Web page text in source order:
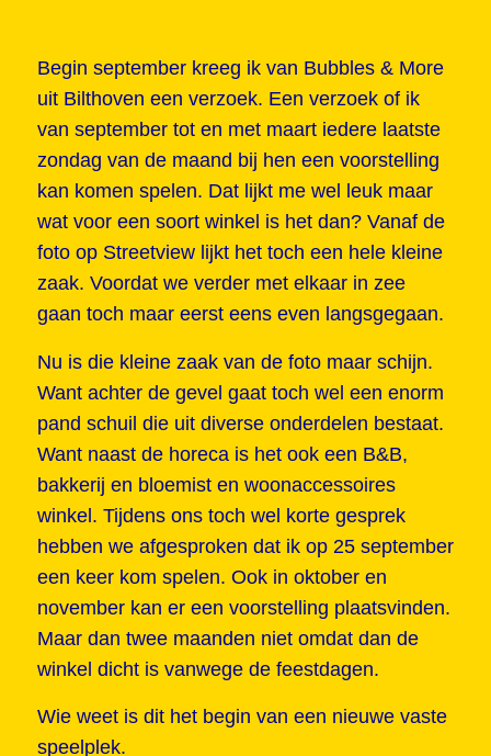
Begin september kreeg ik van Bubbles & More
uit Bilthoven een verzoek. Een verzoek of ik
van september tot en met maart iedere laatste
zondag van de maand bij hen een voorstelling
kan komen spelen. Dat lijkt me wel leuk maar
wat voor een soort winkel is het dan? Vanaf de
foto op Streetview lijkt het toch een hele kleine
zaak. Voordat we verder met elkaar in zee
gaan toch maar eerst eens even langsgegaan.
Nu is die kleine zaak van de foto maar schijn.
Want achter de gevel gaat toch wel een enorm
pand schuil die uit diverse onderdelen bestaat.
Want naast de horeca is het ook een B&B,
bakkerij en bloemist en woonaccessoires
winkel. Tijdens ons toch wel korte gesprek
hebben we afgesproken dat ik op 25 september
een keer kom spelen. Ook in oktober en
november kan er een voorstelling plaatsvinden.
Maar dan twee maanden niet omdat dan de
winkel dicht is vanwege de feestdagen.
Wie weet is dit het begin van een nieuwe vaste
speelplek.